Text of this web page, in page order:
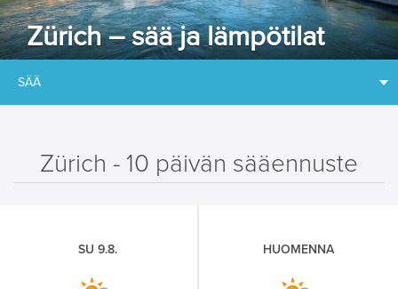
Zürich – sää ja lämpötilat
SÄÄ
Zürich - 10 päivän sääennuste
SU 9.8. HUOMENNA